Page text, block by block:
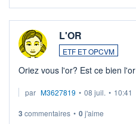
L'OR
ETF ET OPCVM
Oriez vous l'or? Est ce bien l'or
par M3627819 • 08 juil. • 10:41
3 commentaires • 0j'aime